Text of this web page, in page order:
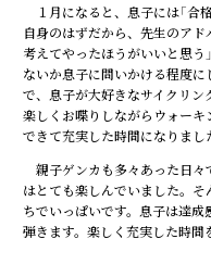
１月になると、息子には「合
自身のはずだから、先生のア
考えてやったほうがいいと思
ないか息子に問いかける程度
で、息子が大好きなサイクリ
楽しくお喋りしながらウォー
できて充実した時間になりまし
親子ゲンカも多々あった日々
はとても楽しんでいました。
ちでいっぱいです。息子は達
弾きます。楽しく充実した時間